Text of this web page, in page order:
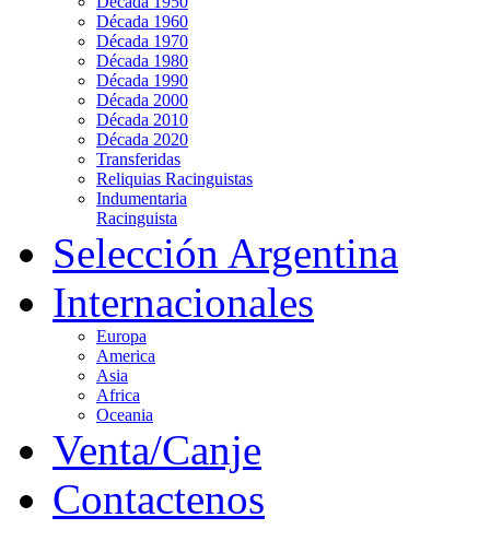
Década 1960
Década 1970
Década 1980
Década 1990
Década 2000
Década 2010
Década 2020
Transferidas
Reliquias Racinguistas
Indumentaria
Racinguista
Selección Argentina
Internacionales
Europa
America
Asia
Africa
Oceania
Venta/Canje
Contactenos